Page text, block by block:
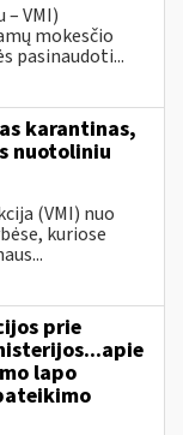
VMI)
mokesčio
pasinaudoti...
karantinas,
nuotoliniu
(VMI) nuo
kuriose
prie
lapo